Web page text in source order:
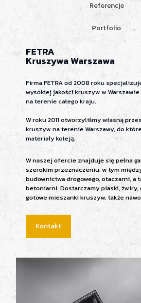
Referencje
Portfolio
FETRA
Kruszywa Warszawa
Firma FETRA od 2008 roku
wysokiej jakości kruszyw w
na terenie całego kraju.
W roku 2011 otworzyliśmy własną
kruszyw na terenie Warszawy, do
materiały koleją.
W naszej ofercie znajduje się pełna
szerokim przeznaczeniu, w tym
budownictwa drogowego, otaczarni, a
betoniarni. Dostarczamy piaski, żwiry,
gotowe mieszanki kruszyw, także
Kontakt